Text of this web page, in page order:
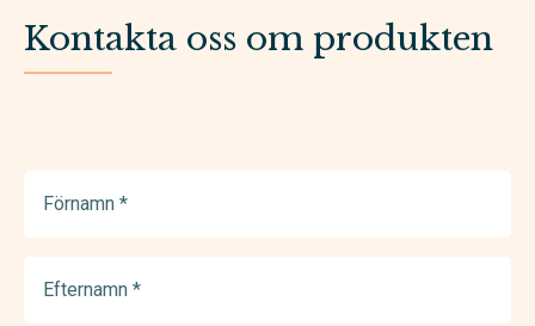
Kontakta oss om produkten
(Required)
(Required)